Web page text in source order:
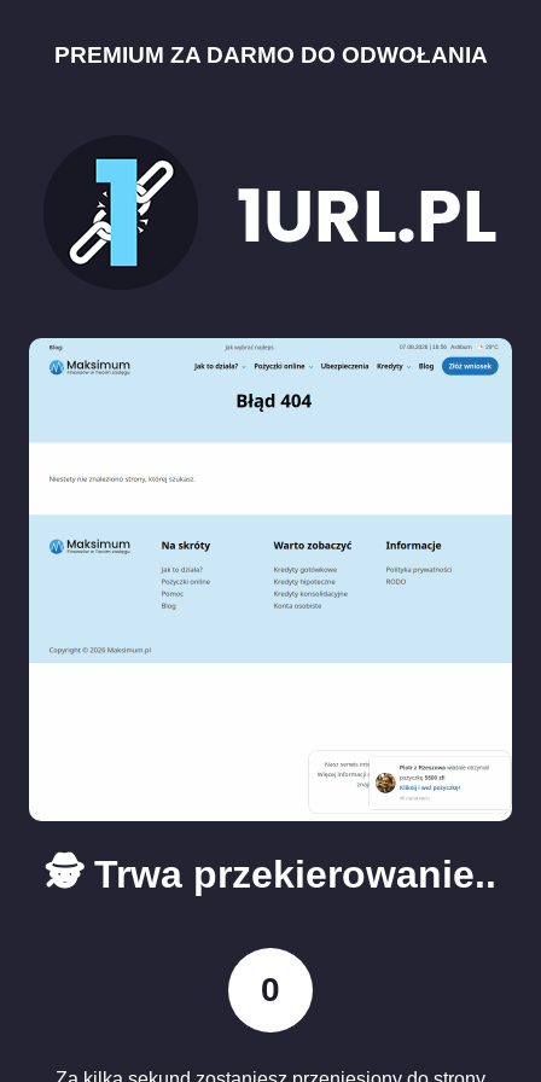
PREMIUM ZA DARMO DO ODWOŁANIA
🕵️ Trwa przekierowanie..
0